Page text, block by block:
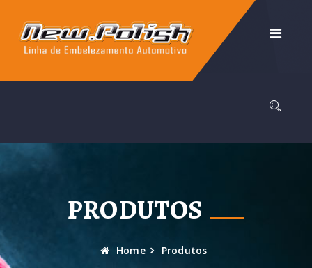
PRODUTOS
Home Produtos